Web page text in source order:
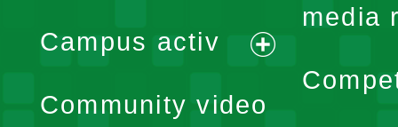
media
expand
menu
Campus activ
expand
Community video